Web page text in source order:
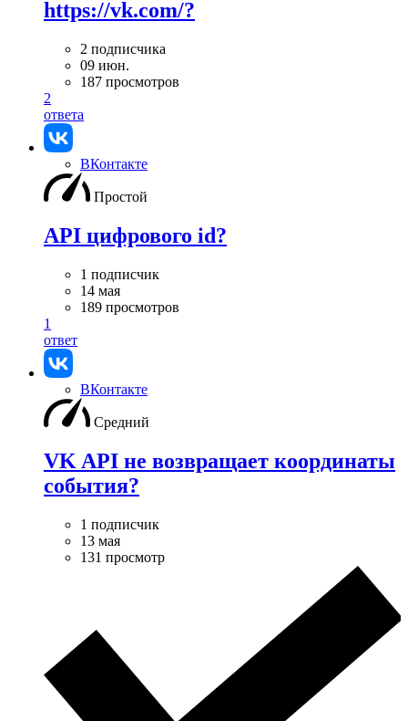
https://vk.com/?
2 подписчика
09 июн.
187 просмотров
2
ответа
ВКонтакте
Простой
API цифрового id?
1 подписчик
14 мая
189 просмотров
1
ответ
ВКонтакте
Средний
VK API не возвращает координаты
события?
1 подписчик
13 мая
131 просмотр